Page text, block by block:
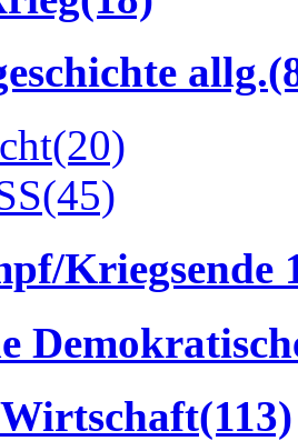
allg.
(20)
(45)
Kriegsende
(113)